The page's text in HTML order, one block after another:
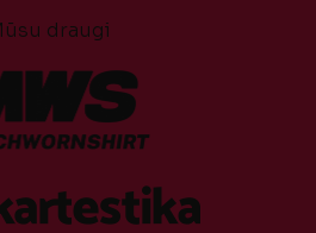
draugi